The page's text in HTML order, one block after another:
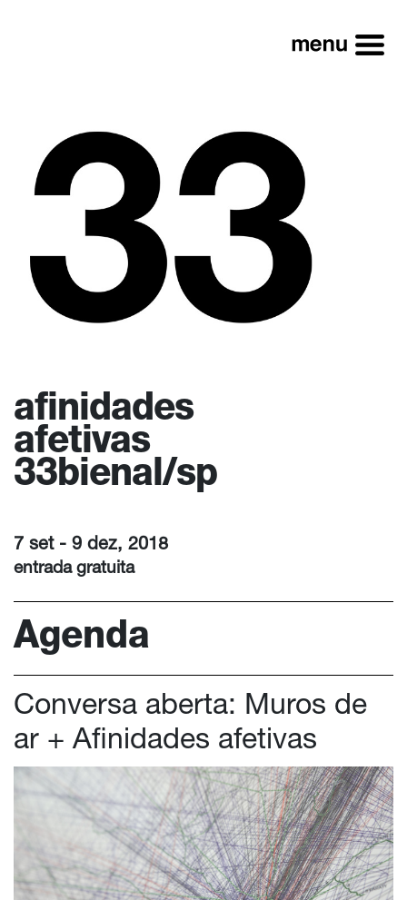
afinidades
afetivas
33bienal/sp
7 set - 9 dez, 2018
entrada gratuita
Agenda
Conversa aberta: Muros de
ar + Afinidades afetivas